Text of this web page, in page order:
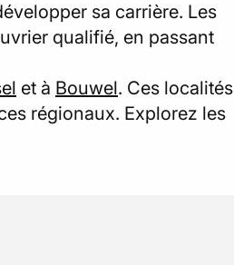
sa carrière. Les
qualifié, en passant
et à Bouwel. Ces localités
régionaux. Explorez les